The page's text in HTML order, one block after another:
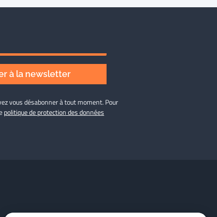
à la newsletter
vous désabonner à tout moment. Pour
politique de protection des données